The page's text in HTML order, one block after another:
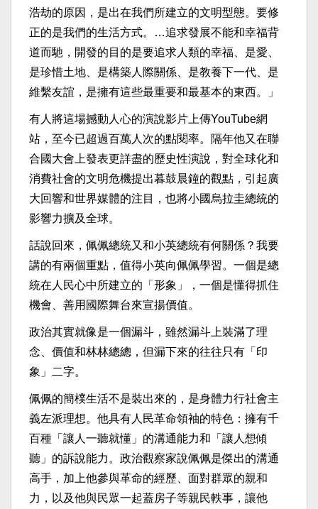
浩劫的原因，是出在我們所建立的文明型態。要修
正的是我們的生活方式。…追求發展不能和幸福背
道而馳，開發的目的是要追求人類的幸福、是愛、
是珍惜土地、是構築人際關係、是教養下一代、是
維繫友誼，是擁有這些最重要和最基本的東西。」
有人將這場撼動人心的演說影片上傳YouTube網
站，至今已超過百萬人次的點閱率。隔年他又在聯
合國大會上發表更詳盡的歷史性演說，對全球化和
消費社會的文明危機提出暮鼓晨鐘的觀點，引起廣
大回響和世界媒體的注目，也將小國烏拉圭總統的
影響力擴及全球。
話說回來，佩佩總統又和小英總統有何關係？我要
講的有兩個重點，值得小英向佩佩學習。一個是總
統在人民心中所建立的「形象」，一個是懂得抓住
機會、善用國際舞台來宣揚價值。
政治其實就像是一個漏斗，雖然漏斗上裝滿了理
念、價值和林林總總，但漏下來的往往只有「印
象」二字。
佩佩的簡樸生活不是裝出來的，是身體力行社會主
義左派理想。他具有人民革命領袖的特色：擁有千
百種「讓人一聽就懂」的溝通能力和「讓人想傾
聽」的訴說能力。政治觀察家說佩佩是傑出的溝通
高手，加上他參與革命的經歷、面對群眾的親和
力，以及他與民眾一起蓋房子等親民軼事，讓他